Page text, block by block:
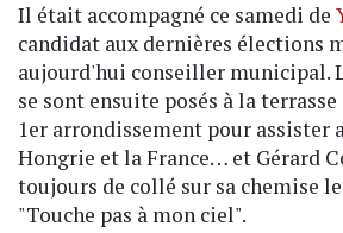
Il était accompagné ce samedi de
candidat aux dernières élections
aujourd'hui conseiller municipal.
se sont ensuite posés à la
1er arrondissement pour assister
Hongrie et la France… et Gérard
toujours de collé sur sa chemise
"Touche pas à mon ciel".